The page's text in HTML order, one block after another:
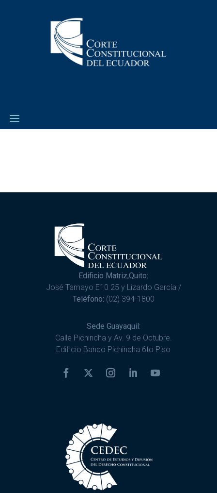
Edificio Matriz,Quito:
José Tamayo E10 25 y Lizardo García /
Teléfono: (02) 394-1800
Sede Guayaquil:
Calle Pichincha y Av. 9 de Octubre.
Edificio Banco Pichincha 6to Piso